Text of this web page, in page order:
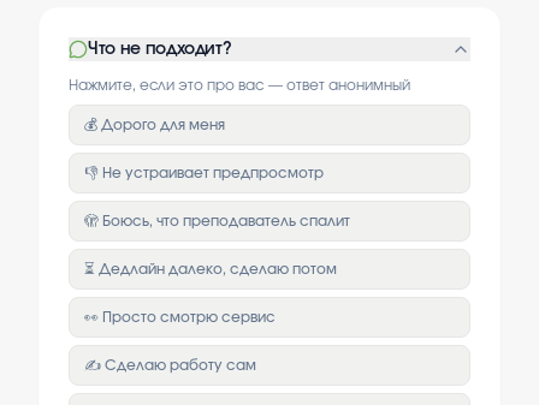
Что не подходит?
Нажмите, если это про вас — ответ анонимный
💰 Дорого для меня
👎 Не устраивает предпросмотр
🫣 Боюсь, что преподаватель спалит
⏳ Дедлайн далеко, сделаю потом
👀 Просто смотрю сервис
✍️ Сделаю работу сам